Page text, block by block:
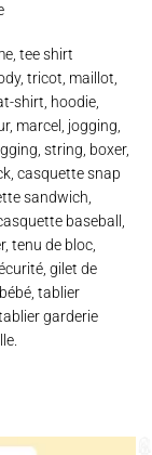
tee shirt
tricot, maillot,
shirt, hoodie,
marcel, jogging,
string, boxer,
casquette snap
sandwich,
baseball,
tenu de bloc,
gilet de
tablier
garderie